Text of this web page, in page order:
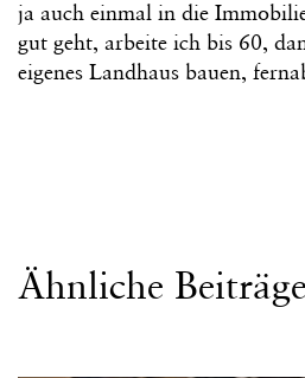
ja auch einmal in die
gut geht, arbeite ich bis 60,
eigenes Landhaus bauen,
Ähnliche Beiträge